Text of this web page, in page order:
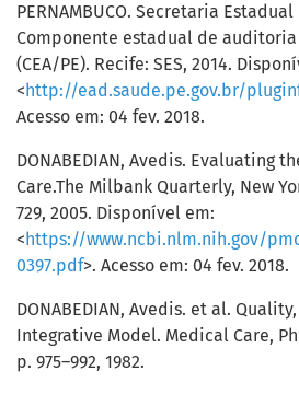
PERNAMBUCO. Secretaria
Componente estadual de
(CEA/PE). Recife: SES, 2014.
< http://ead.saude.pe.gov.br/pluginfile.php/1994/mod_resource/content/
Acesso em: 04 fev. 2018.
DONABEDIAN, Avedis. Evaluating
Care.The Milbank Quarterly, New
729, 2005. Disponível em:
< https://www.ncbi.nlm.nih.gov/
0397.pdf>. Acesso em: 04 fev. 2018.
DONABEDIAN, Avedis. et al.
Integrative Model. Medical Care,
p. 975–992, 1982.